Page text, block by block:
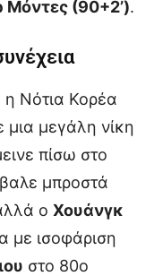
Μόντες (90+2’).
η Νότια Κορέα
μια μεγάλη νίκη
πίσω στο
μπροστά
ο Χουάνγκ
με ισοφάριση
στο 80ο